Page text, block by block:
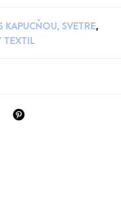
KAPUCŇOU, SVETRE,
TEXTIL